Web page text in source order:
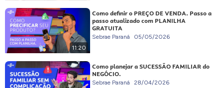
11:20
Como definir o PREÇO DE VENDA. Passo a
passo atualizado com PLANILHA
GRATUITA
Sebrae Paraná 05/05/2026
Como planejar a SUCESSÃO FAMILIAR do
NEGÓCIO.
Sebrae Paraná 28/04/2026